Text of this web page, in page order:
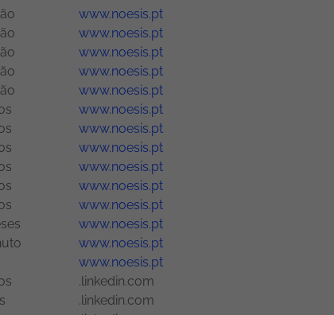
www.noesis.pt
www.noesis.pt
www.noesis.pt
www.noesis.pt
www.noesis.pt
www.noesis.pt
www.noesis.pt
www.noesis.pt
www.noesis.pt
www.noesis.pt
www.noesis.pt
www.noesis.pt
www.noesis.pt
www.noesis.pt
.linkedin.com
.linkedin.com